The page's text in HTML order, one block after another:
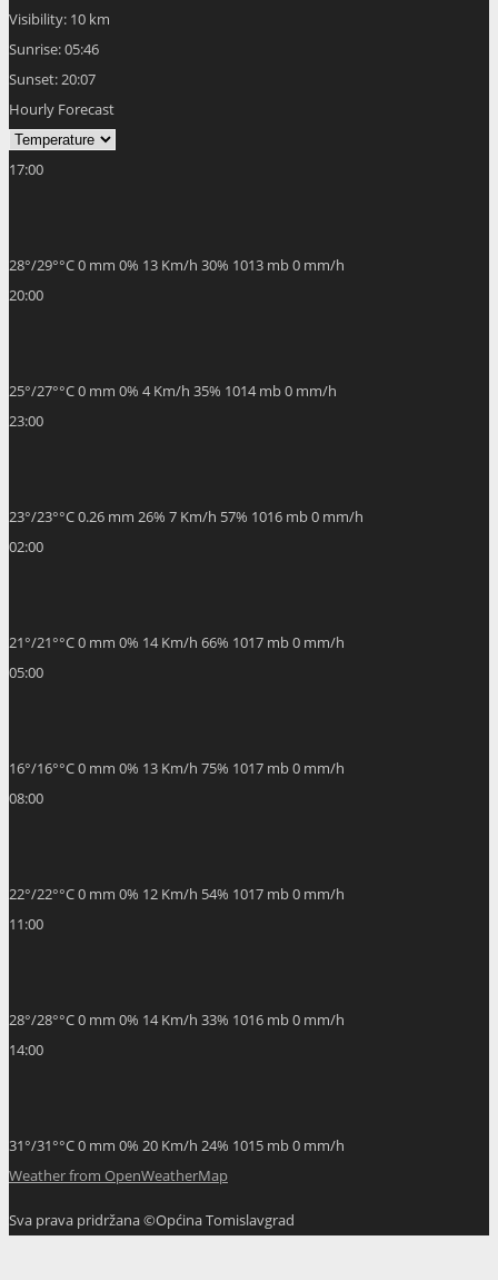
Visibility: 10 km
Sunrise:05:46
Sunset:20:07
Hourly Forecast
17:00
28°/29°°C0 mm 0% 13 Km/h 30% 1013 mb0 mm/h
20:00
25°/27°°C0 mm 0% 4 Km/h 35% 1014 mb0 mm/h
23:00
23°/23°°C0.26 mm 26% 7 Km/h 57% 1016 mb0 mm/h
02:00
21°/21°°C0 mm 0% 14 Km/h 66% 1017 mb0 mm/h
05:00
16°/16°°C0 mm 0% 13 Km/h 75% 1017 mb0 mm/h
08:00
22°/22°°C0 mm 0% 12 Km/h 54% 1017 mb0 mm/h
11:00
28°/28°°C0 mm 0% 14 Km/h 33% 1016 mb0 mm/h
14:00
31°/31°°C0 mm 0% 20 Km/h 24% 1015 mb0 mm/h
Weather from OpenWeatherMap
Sva prava pridržana ©Općina Tomislavgrad